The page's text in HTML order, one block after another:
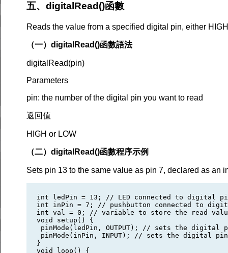
五、 digitalRead()函數
Reads the value from a specified digital pin, either
（一）digitalRead()函數語法
digitalRead(pin)
Parameters
pin: the number of the digital pin you want to read
返回值
HIGH or LOW
（二）digitalRead()函數程序示例
Sets pin 13 to the same value as pin 7, declared as an
int ledPin = 13; // LED connected to digital
int inPin = 7; // pushbutton connected to
int val = 0; // variable to store the read
void setup() {
pinMode(ledPin, OUTPUT); // sets the digital
pinMode(inPin, INPUT); // sets the digital
}
void loop() {